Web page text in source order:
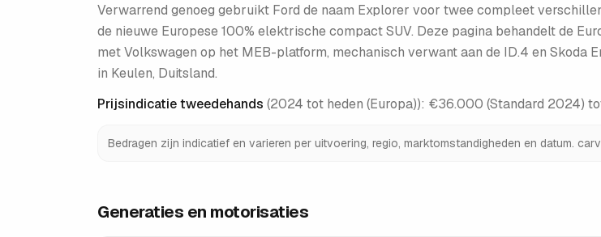
Verwarrend genoeg gebruikt Ford de naam Explorer voor twee compleet
de nieuwe Europese 100% elektrische compact SUV. Deze pagina behandelt de
met Volkswagen op het MEB-platform, mechanisch verwant aan de ID.4 en
in Keulen, Duitsland.
Prijsindicatie tweedehands (2024 tot heden (Europa)): €36.000 (Standard 2024)
Bedragen zijn indicatief en varieren per uitvoering, regio, marktomstandigheden en datum.
Generaties en motorisaties